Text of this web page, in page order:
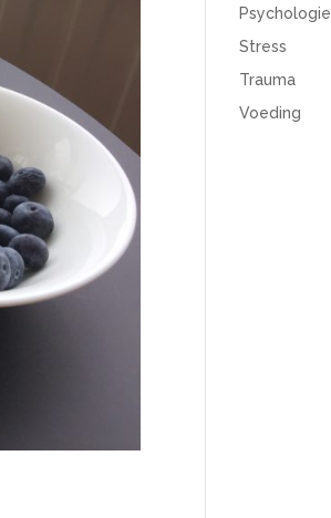
Psychologie
Stress
Trauma
Voeding